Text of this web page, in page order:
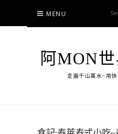
content
MENU
阿MON
走遍千山萬水~用